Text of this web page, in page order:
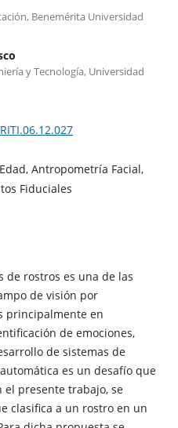
Benemérita Universidad
y Tecnología, Universidad
Antropometría Facial,
Fiduciales
de rostros es una de las
de visión por
principalmente en
de emociones,
de sistemas de
es un desafío que
el presente trabajo, se
clasifica a un rostro en un